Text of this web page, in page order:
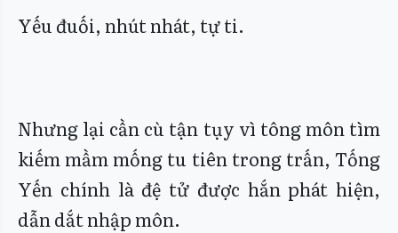
Yếu đuối, nhút nhát, tự ti.
Nhưng lại cần cù tận tụy vì tông môn tìm
kiếm mầm mống tu tiên trong trấn, Tống
Yến chính là đệ tử được hắn phát hiện,
dẫn dắt nhập môn.